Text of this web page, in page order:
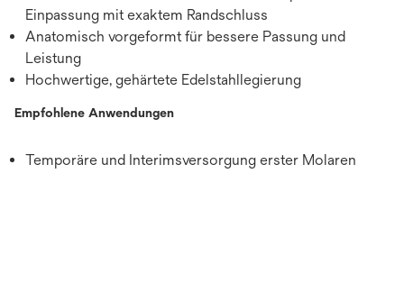
Einpassung mit exaktem Randschluss
Anatomisch vorgeformt für bessere Passung und
Leistung
Hochwertige, gehärtete Edelstahllegierung
Empfohlene Anwendungen
Temporäre und Interimsversorgung erster Molaren